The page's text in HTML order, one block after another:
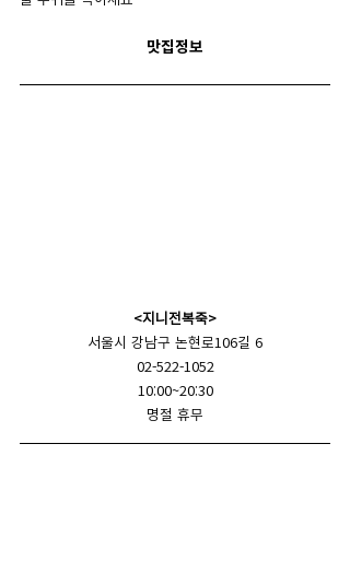
맛집정보
<지니전복죽>
서울시 강남구 논현로106길 6
02-522-1052
10:00~20:30
명절 휴무